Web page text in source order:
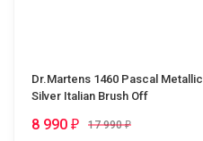
Dr.Martens 1460 Pascal Metallic
Silver Italian Brush Off
8 990 ₽ 17 990₽